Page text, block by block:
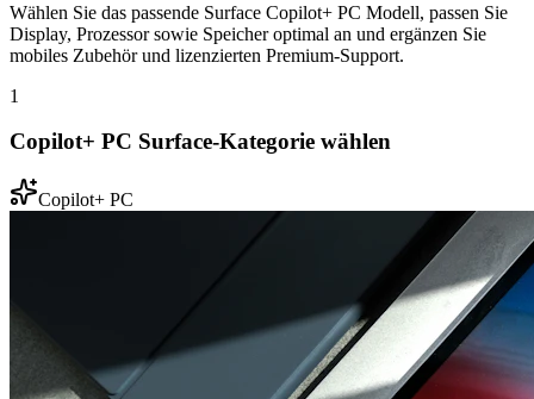
Wählen Sie das passende Surface Copilot+ PC Modell, passen Sie
Display, Prozessor sowie Speicher optimal an und ergänzen Sie
mobiles Zubehör und lizenzierten Premium-Support.
1
Copilot+ PC Surface-Kategorie wählen
Copilot+ PC